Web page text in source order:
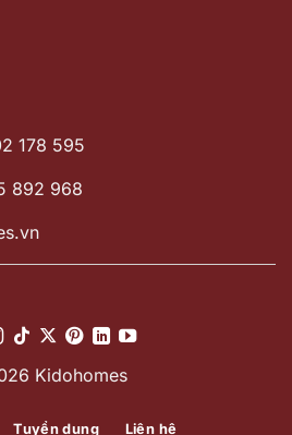
178 595
892 968
Kidohomes
Tuyển dụng Liên hệ